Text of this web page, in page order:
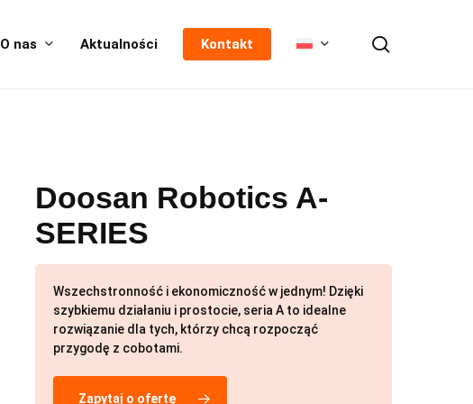
O nas Aktualności Kontakt
Doosan Robotics A-
SERIES
Wszechstronność i ekonomiczność w jednym! Dzięki
szybkiemu działaniu i prostocie, seria A to idealne
rozwiązanie dla tych, którzy chcą rozpocząć
przygodę z cobotami.
Zapytaj o ofertę